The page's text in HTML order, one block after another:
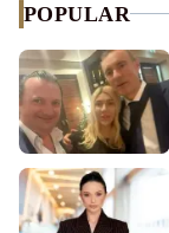
POPULAR